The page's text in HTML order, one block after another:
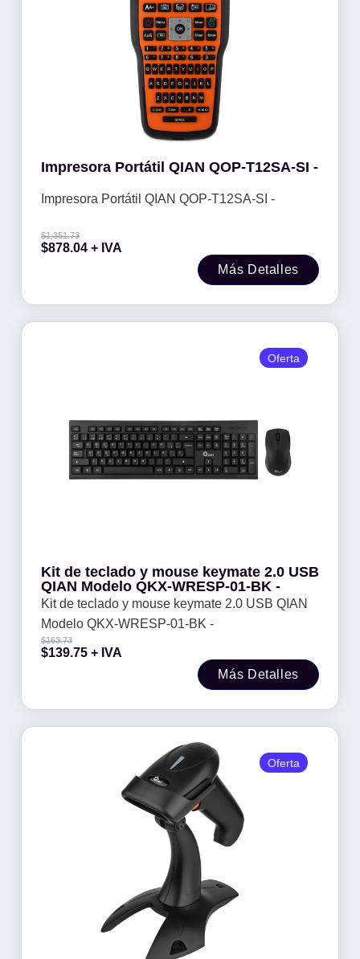
Impresora Portátil QIAN QOP-T12SA-SI -
Impresora Portátil QIAN QOP-T12SA-SI -
$1,351.73
$878.04 + IVA
Más Detalles
Kit de teclado y mouse keymate 2.0 USB
QIAN Modelo QKX-WRESP-01-BK -
Kit de teclado y mouse keymate 2.0 USB QIAN
Modelo QKX-WRESP-01-BK -
$163.73
$139.75 + IVA
Más Detalles
Oferta
Oferta